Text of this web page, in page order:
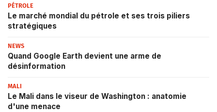
PÉTROLE
Le marché mondial du pétrole et ses trois piliers
stratégiques
NEWS
Quand Google Earth devient une arme de
désinformation
MALI
Le Mali dans le viseur de Washington : anatomie
d'une menace